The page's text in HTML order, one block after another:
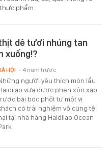
phẩm.
dê tươi nhúng tan
xuống!?
người yêu thích món lẩu
vừa được phen xôn xao
bài bóc phốt từ một vị
có trải nghiệm vô cùng tệ
tại nhà hàng Haidilao Ocean
HỘI - 4 năm trước